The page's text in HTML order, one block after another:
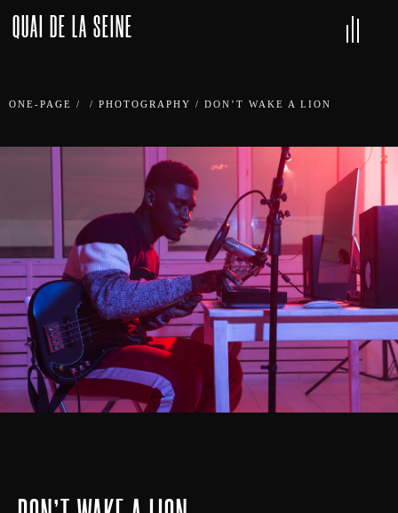
QUAI DE LA SEINE
ONE-PAGE / / PHOTOGRAPHY / DON’T WAKE A LION